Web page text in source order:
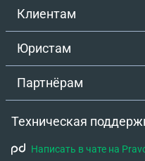
Клиентам
Юристам
Партнёрам
Техническая
Написать в чате на